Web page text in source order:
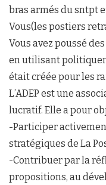
bras armés du sntpt
Vous(les postiers
Vous avez poussé
en utilisant
était créée pour les
L’ADEP est une
lucratif. Elle a pour
-Participer
stratégiques de La
-Contribuer par la
propositions, au